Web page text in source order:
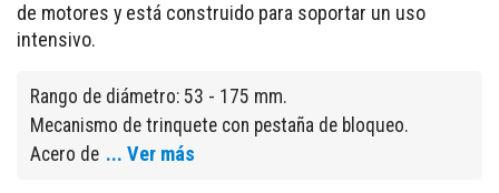
de motores y está construido para soportar un uso
intensivo.
Rango de diámetro: 53 - 175 mm.
Mecanismo de trinquete con pestaña de bloqueo.
Acero de ... Ver más